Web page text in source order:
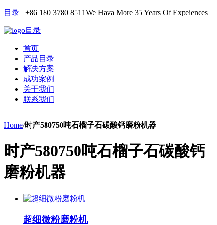
目录 +86 180 3780 8511We Hava More 35 Years Of Expeiences
目录
首页
产品目录
解决方案
成功案例
关于我们
联系我们
Home/时产580750吨石榴子石碳酸钙磨粉机器
时产580750吨石榴子石碳酸钙
磨粉机器
超细微粉磨粉机